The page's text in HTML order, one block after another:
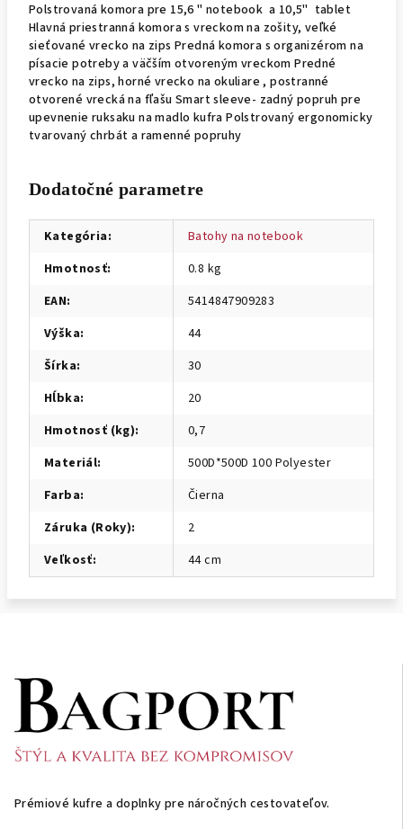
Polstrovaná komora pre 15,6 " notebook a 10,5" tablet
Hlavná priestranná komora s vreckom na zošity, veľké
sieťované vrecko na zips Predná komora s organizérom na
písacie potreby a väčším otvoreným vreckom Predné
vrecko na zips, horné vrecko na okuliare , postranné
otvorené vrecká na fľašu Smart sleeve- zadný popruh pre
upevnenie ruksaku na madlo kufra Polstrovaný ergonomicky
tvarovaný chrbát a ramenné popruhy
Dodatočné parametre
Kategória:
Batohy na notebook
Hmotnosť:
0.8 kg
EAN:
5414847909283
Výška:
44
Šírka:
30
Hĺbka:
20
Hmotnosť (kg):
0,7
Materiál:
500D*500D 100 Polyester
Farba:
Čierna
Záruka (Roky):
2
Veľkosť: 44 cm
Prémiové kufre a doplnky pre náročných cestovateľov.